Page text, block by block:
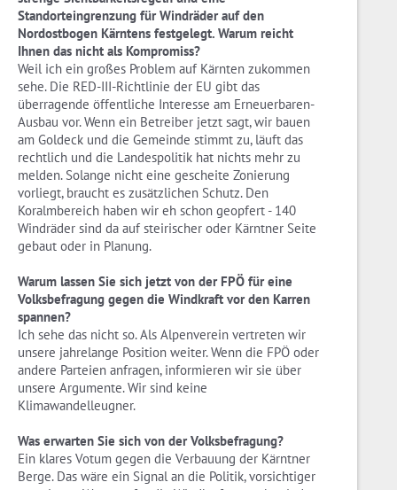
Standorteingrenzung für Windräder auf den
Nordostbogen Kärntens festgelegt. Warum reicht
Ihnen das nicht als Kompromiss?
Weil ich ein großes Problem auf Kärnten zukommen
sehe. Die RED-III-Richtlinie der EU gibt das
überragende öffentliche Interesse am Erneuerbaren-
Ausbau vor. Wenn ein Betreiber jetzt sagt, wir bauen
am Goldeck und die Gemeinde stimmt zu, läuft das
rechtlich und die Landespolitik hat nichts mehr zu
melden. Solange nicht eine gescheite Zonierung
vorliegt, braucht es zusätzlichen Schutz. Den
Koralmbereich haben wir eh schon geopfert - 140
Windräder sind da auf steirischer oder Kärntner Seite
gebaut oder in Planung.
Warum lassen Sie sich jetzt von der FPÖ für eine
Volksbefragung gegen die Windkraft vor den Karren
spannen?
Ich sehe das nicht so. Als Alpenverein vertreten wir
unsere jahrelange Position weiter. Wenn die FPÖ oder
andere Parteien anfragen, informieren wir sie über
unsere Argumente. Wir sind keine
Klimawandelleugner.
Was erwarten Sie sich von der Volksbefragung?
Ein klares Votum gegen die Verbauung der Kärntner
Berge. Das wäre ein Signal an die Politik, vorsichtiger